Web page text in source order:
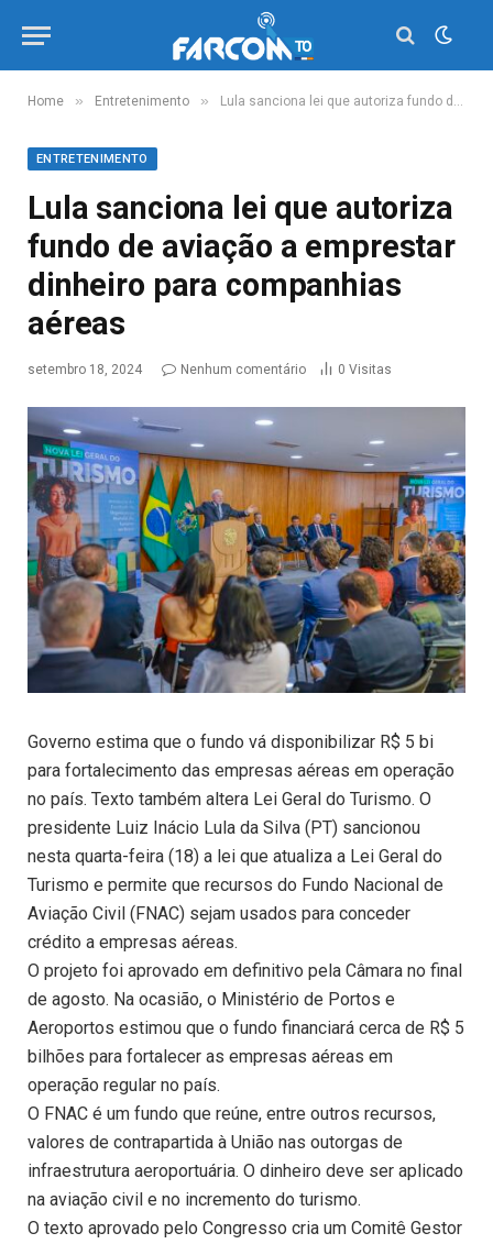
Home » Entretenimento » Lula sanciona lei que autoriza fundo de aviação a emprestar dinheiro para companhias aéreas
ENTRETENIMENTO
Lula sanciona lei que autoriza
fundo de aviação a emprestar
dinheiro para companhias
aéreas
setembro 18, 2024 Nenhum comentário 0 Visitas
Governo estima que o fundo vá disponibilizar R$ 5 bi
para fortalecimento das empresas aéreas em operação
no país. Texto também altera Lei Geral do Turismo. O
presidente Luiz Inácio Lula da Silva (PT) sancionou
nesta quarta-feira (18) a lei que atualiza a Lei Geral do
Turismo e permite que recursos do Fundo Nacional de
Aviação Civil (FNAC) sejam usados para conceder
crédito a empresas aéreas.
O projeto foi aprovado em definitivo pela Câmara no final
de agosto. Na ocasião, o Ministério de Portos e
Aeroportos estimou que o fundo financiará cerca de R$ 5
bilhões para fortalecer as empresas aéreas em
operação regular no país.
O FNAC é um fundo que reúne, entre outros recursos,
valores de contrapartida à União nas outorgas de
infraestrutura aeroportuária. O dinheiro deve ser aplicado
na aviação civil e no incremento do turismo.
O texto aprovado pelo Congresso cria um Comitê Gestor